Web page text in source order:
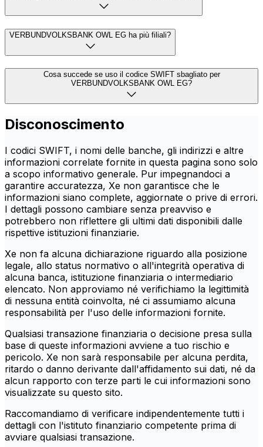
VERBUNDVOLKSBANK OWL EG ha più filiali?
Cosa succede se uso il codice SWIFT sbagliato per
VERBUNDVOLKSBANK OWL EG?
Disconoscimento
I codici SWIFT, i nomi delle banche, gli indirizzi e altre
informazioni correlate fornite in questa pagina sono solo
a scopo informativo generale. Pur impegnandoci a
garantire accuratezza, Xe non garantisce che le
informazioni siano complete, aggiornate o prive di errori.
I dettagli possono cambiare senza preavviso e
potrebbero non riflettere gli ultimi dati disponibili dalle
rispettive istituzioni finanziarie.
Xe non fa alcuna dichiarazione riguardo alla posizione
legale, allo status normativo o all'integrità operativa di
alcuna banca, istituzione finanziaria o intermediario
elencato. Non approviamo né verifichiamo la legittimità
di nessuna entità coinvolta, né ci assumiamo alcuna
responsabilità per l'uso delle informazioni fornite.
Qualsiasi transazione finanziaria o decisione presa sulla
base di queste informazioni avviene a tuo rischio e
pericolo. Xe non sarà responsabile per alcuna perdita,
ritardo o danno derivante dall'affidamento sui dati, né da
alcun rapporto con terze parti le cui informazioni sono
visualizzate su questo sito.
Raccomandiamo di verificare indipendentemente tutti i
dettagli con l'istituto finanziario competente prima di
avviare qualsiasi transazione.